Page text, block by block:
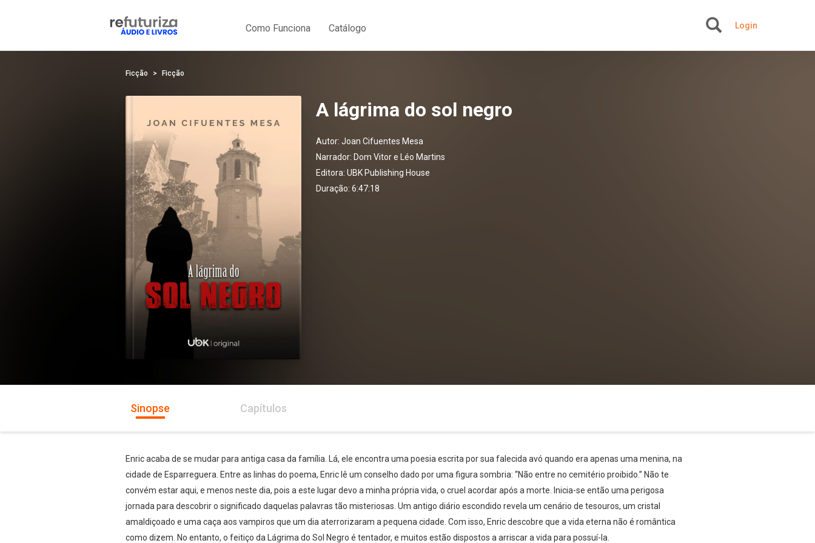
Como Funciona Catálogo Login
Ficção Ficção
A lágrima do sol negro
Autor: Joan Cifuentes Mesa
Narrador: Dom Vitor e Léo Martins
Editora: UBK Publishing House
Duração: 6:47:18
Sinopse Capítulos
Enric acaba de se mudar para antiga casa da família. Lá, ele encontra uma poesia escrita por sua falecida avó quando era apenas uma menina, na
cidade de Esparreguera. Entre as linhas do poema, Enric lê um conselho dado por uma figura sombria: “Não entre no cemitério proibido.” Não te
convém estar aqui, e menos neste dia, pois a este lugar devo a minha própria vida, o cruel acordar após a morte. Inicia-se então uma perigosa
jornada para descobrir o significado daquelas palavras tão misteriosas. Um antigo diário escondido revela um cenário de tesouros, um cristal
amaldiçoado e uma caça aos vampiros que um dia aterrorizaram a pequena cidade. Com isso, Enric descobre que a vida eterna não é romântica
como dizem. No entanto, o feitiço da Lágrima do Sol Negro é tentador, e muitos estão dispostos a arriscar a vida para possuí-la.